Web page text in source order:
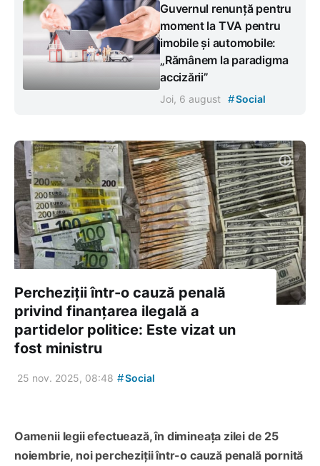
Guvernul renunță pentru
moment la TVA pentru
imobile și automobile:
„Rămânem la paradigma
accizării”
Joi, 6 august #Social
Percheziții într-o cauză penală
privind finanțarea ilegală a
partidelor politice: Este vizat un
fost ministru
25 nov. 2025, 08:48 #Social
Oamenii legii efectuează, în dimineața zilei de 25
noiembrie, noi percheziții într-o cauză penală pornită